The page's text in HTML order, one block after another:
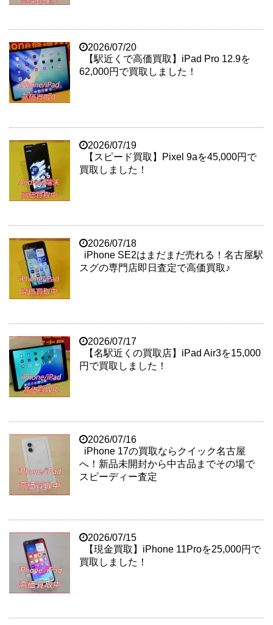
2026/07/20
【駅近くで高価買取】iPad Pro 12.9を
62,000円で買取しました！
2026/07/19
【スピード買取】Pixel 9aを45,000円で
買取しました！
2026/07/18
iPhone SE2はまだまだ売れる！名古屋駅
スグの専門店即日査定で高価買取♪
2026/07/17
【名駅近くの買取店】iPad Air3を15,000
円で買取しました！
2026/07/16
iPhone 17の買取ならクイック名古屋
へ！新品未開封から中古品までその場で
スピーディー査定
2026/07/15
【現金買取】iPhone 11Proを25,000円で
買取しました！